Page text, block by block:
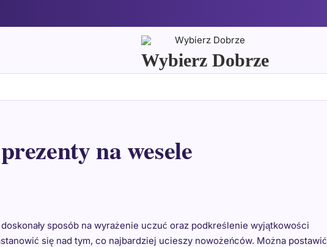
Wybierz Dobrze
na wesele
sposób na wyrażenie uczuć oraz podkreślenie wyjątkowości
się nad tym, co najbardziej ucieszy nowożeńców. Można postawić